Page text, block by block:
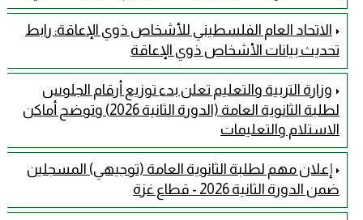
الاتحاد العام الفلسطيني للأشخاص ذوي الإعاقة: رابط
تحديث بيانات الأشخاص ذوي الإعاقة
وزارة التربية والتعليم تعلن بدء توزيع أرقام الجلوس
لطلبة الثانوية العامة (الدورة الثانية 2026) وتوضح أماكن
الاستلام والتعليمات
إعلان مهم لطلبة الثانوية العامة (توجيهي) المسجلين
ضمن الدورة الثانية 2026 - قطاع غزة